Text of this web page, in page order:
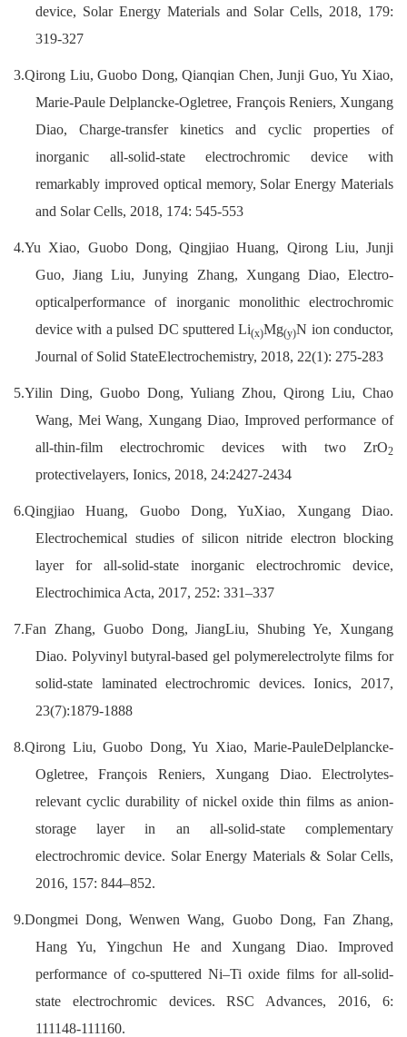
device, Solar Energy Materials and Solar Cells, 2018, 179:
319-327
3.Qirong Liu,Guobo Dong, Qianqian Chen, Junji Guo, Yu Xiao,
Marie-Paule Delplancke-Ogletree, François Reniers, Xungang
Diao, Charge-transfer kinetics and cyclic properties of
inorganic all-solid-state electrochromic device with
remarkably improved optical memory, Solar Energy Materials
and Solar Cells, 2018, 174: 545-553
4.Yu Xiao, Guobo Dong, Qingjiao Huang, Qirong Liu, Junji
Guo, Jiang Liu, Junying Zhang, Xungang Diao, Electro-
opticalperformance of inorganic monolithic electrochromic
device with a pulsed DC sputtered Li(x)Mg(y)N ion conductor,
Journal of Solid StateElectrochemistry, 2018, 22(1): 275-283
5.Yilin Ding, Guobo Dong, Yuliang Zhou, Qirong Liu, Chao
Wang, Mei Wang, Xungang Diao, Improved performance of
all-thin-film electrochromic devices with two ZrO2
protectivelayers, Ionics, 2018, 24:2427-2434
6.Qingjiao Huang, Guobo Dong, YuXiao, Xungang Diao.
Electrochemical studies of silicon nitride electron blocking
layer for all-solid-state inorganic electrochromic device,
Electrochimica Acta, 2017, 252: 331–337
7.Fan Zhang, Guobo Dong, JiangLiu, Shubing Ye, Xungang
Diao. Polyvinyl butyral-based gel polymerelectrolyte films for
solid-state laminated electrochromic devices. Ionics, 2017,
23(7):1879-1888
8.Qirong Liu, Guobo Dong, Yu Xiao, Marie-PauleDelplancke-
Ogletree, François Reniers, Xungang Diao. Electrolytes-
relevant cyclic durability of nickel oxide thin films as anion-
storage layer in an all-solid-state complementary
electrochromic device. Solar Energy Materials & Solar Cells,
2016, 157: 844–852.
9.Dongmei Dong, Wenwen Wang, Guobo Dong, Fan Zhang,
Hang Yu, Yingchun He and Xungang Diao. Improved
performance of co-sputtered Ni–Ti oxide films for all-solid-
state electrochromic devices. RSC Advances, 2016, 6:
111148-111160.